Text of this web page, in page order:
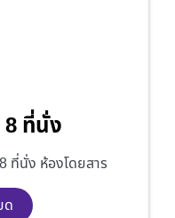
ที่นั่ง
ที่นั่ง ห้องโดยสาร
ด